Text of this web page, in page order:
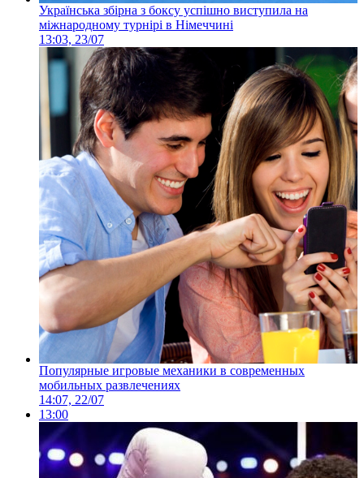
Українська збірна з боксу успішно виступила на
міжнародному турнірі в Німеччині
13:03, 23/07
Популярные игровые механики в современных
мобильных развлечениях
14:07, 22/07
13:00